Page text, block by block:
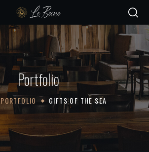
Portfolio
PORTFOLIO GIFTS OF THE SEA